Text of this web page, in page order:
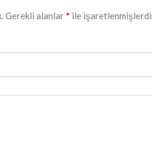
Gerekli alanlar* ile